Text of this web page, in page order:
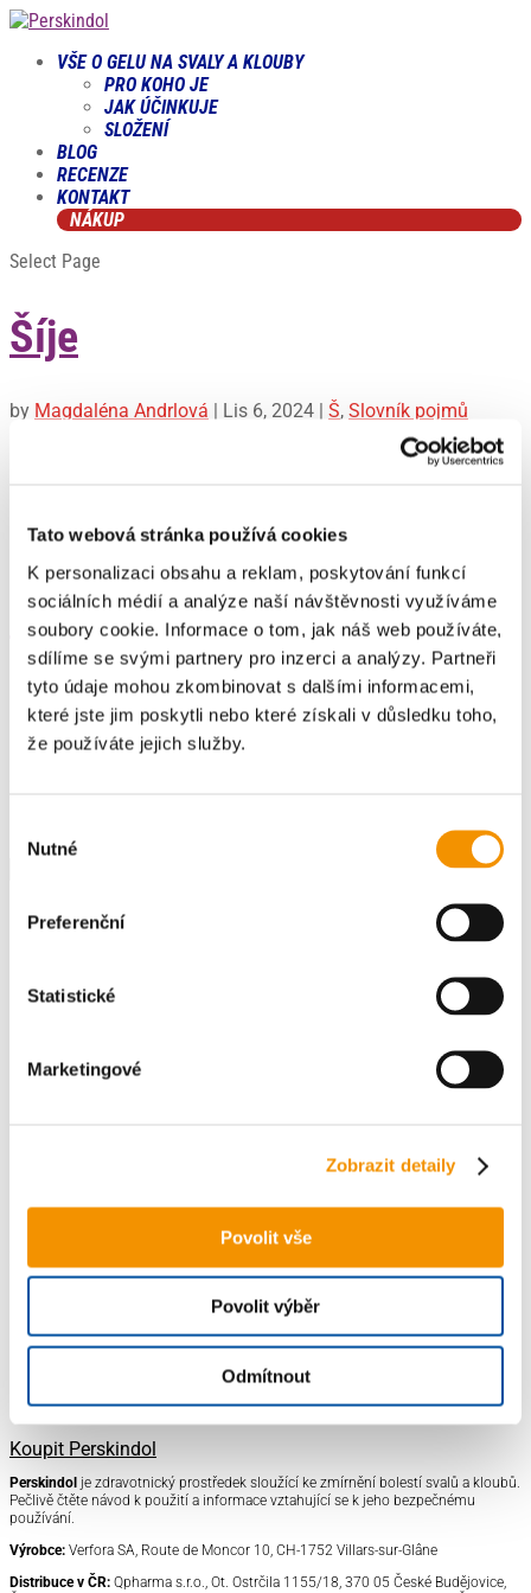
Tato webová stránka používá cookies
K personalizaci obsahu a reklam, poskytování funkcí
sociálních médií a analýze naší návštěvnosti využíváme
soubory cookie. Informace o tom, jak náš web používáte,
sdílíme se svými partnery pro inzerci a analýzy. Partneři
tyto údaje mohou zkombinovat s dalšími informacemi,
které jste jim poskytli nebo které získali v důsledku toho,
že používáte jejich služby.
souhlasu
Nutné
Preferenční
Statistické
Marketingové
Zobrazit detaily
Povolit vše
Povolit výběr
Odmítnout
VŠE O GELU NA SVALY A KLOUBY
PRO KOHO JE
JAK ÚČINKUJE
SLOŽENÍ
BLOG
RECENZE
KONTAKT
NÁKUP
Select Page
Šíje
by Magdaléna Andrlová | Lis 6, 2024 | Š, Slovník pojmů
Heslo ze slovníku pojmů Šíje Šíje je část těla, která spojuje
hlavu s trupem a označuje zadní část krku. Je důležitá pro
nervů, cév a dalších...
Záda
byMagdaléna Andrlová|Lis 6, 2024|Slovník pojmů,Z
Heslo ze slovníku pojmů Záda Záda jsou zadní část těla
mezi krkem a pánví, která se skládá z páteře, svalů, vazů,
Hledat
Recent Posts
Aktin
Recent Comments
Žádné komentáře.
Vše o Perskindolu
Kontakt
Koupit Perskindol
Perskindol je zdravotnický prostředek sloužící ke zmírnění bolestí svalů a kloubů.
Pečlivě čtěte návod k použití a informace vztahující se k jeho bezpečnému
používání.
Výrobce: Verfora SA, Route de Moncor 10, CH-1752 Villars-sur-Glâne
Distribuce v ČR: Qpharma s.r.o., Ot. Ostrčila 1155/18, 370 05 České Budějovice,